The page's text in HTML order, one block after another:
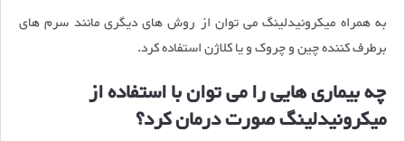
به همراه میکرونیدلینگ می توان از روش های دیگری مانند سرم های
برطرف کننده چین و چروک و یا کلاژن استفاده کرد.
چه بیماری هایی را می توان با استفاده از
میکرونیدلینگ صورت درمان کرد؟